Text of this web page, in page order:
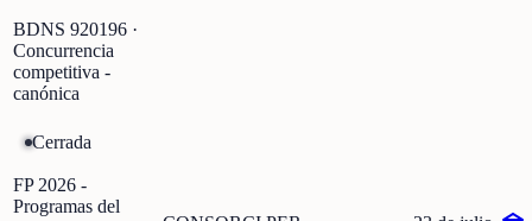
BDNS 920196 ·
Concurrencia
competitiva -
canónica
Cerrada
FP 2026 -
Programas del